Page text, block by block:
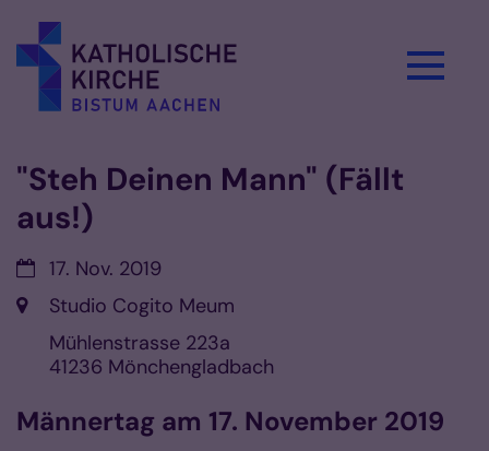
"Steh Deinen Mann" (Fällt
aus!)
Datum:17. Nov. 2019
Ort: Studio Cogito Meum
Mühlenstrasse 223a
41236 Mönchengladbach
Männertag am 17. November 2019